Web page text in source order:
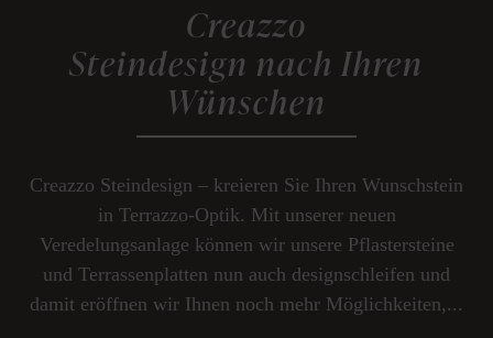
Creazzo
Steindesign nach Ihren
Wünschen
Creazzo Steindesign – kreieren Sie Ihren Wunschstein
in Terrazzo-Optik. Mit unserer neuen
Veredelungsanlage können wir unsere Pflastersteine
und Terrassenplatten nun auch designschleifen und
damit eröffnen wir Ihnen noch mehr Möglichkeiten,...